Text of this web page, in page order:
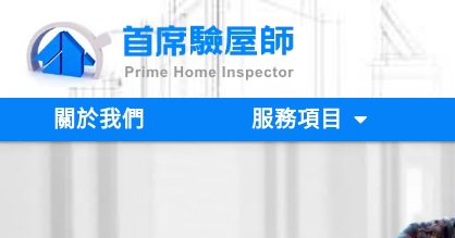
容
關於我們 服務項目